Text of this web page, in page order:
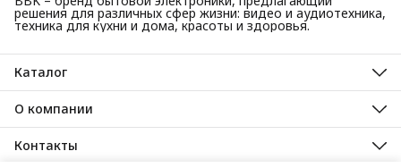
решения для различных сфер жизни: видео и аудиотехника,
техника для кухни и дома, красоты и здоровья.
Каталог
Красота и здоровье
Техника для кухни
Техника для дома
ТВ, аудио, видео
О компании
О нас
Гарантийные обязательства
Контакты